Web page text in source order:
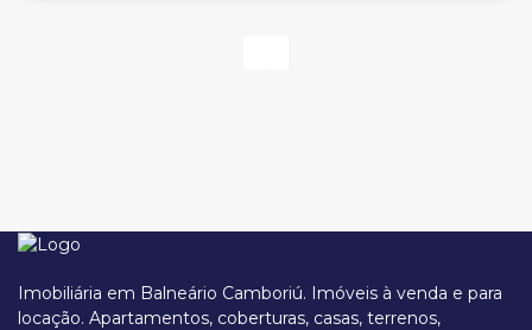
Imobiliária em Balneário Camboriú. Imóveis à venda e para
locação. Apartamentos, coberturas, casas, terrenos,